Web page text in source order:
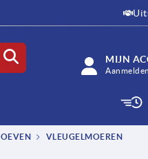
MIJN
VLEUGELMOEREN